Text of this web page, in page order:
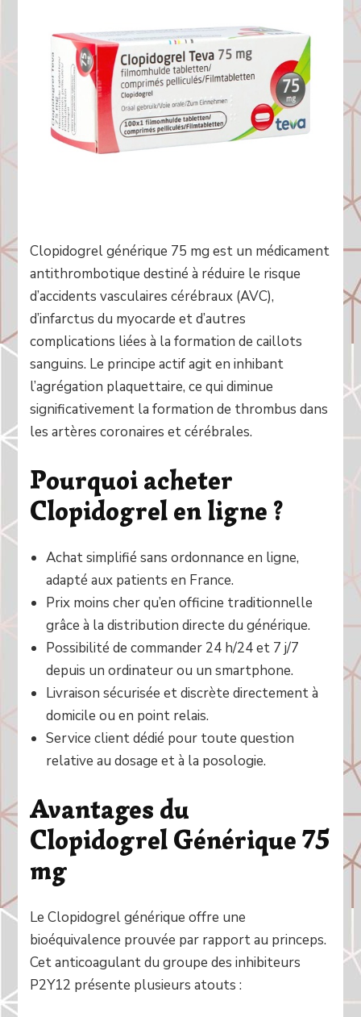
Clopidogrel générique 75 mg est un médicament
antithrombotique destiné à réduire le risque
d’accidents vasculaires cérébraux (AVC),
d’infarctus du myocarde et d’autres
complications liées à la formation de caillots
sanguins. Le principe actif agit en inhibant
l’agrégation plaquettaire, ce qui diminue
significativement la formation de thrombus dans
les artères coronaires et cérébrales.
Pourquoi acheter
Clopidogrel en ligne ?
Achat simplifié sans ordonnance en ligne,
adapté aux patients en France.
Prix moins cher qu’en officine traditionnelle
grâce à la distribution directe du générique.
Possibilité de commander 24 h/24 et 7 j/7
depuis un ordinateur ou un smartphone.
Livraison sécurisée et discrète directement à
domicile ou en point relais.
Service client dédié pour toute question
relative au dosage et à la posologie.
Avantages du
Clopidogrel Générique 75
mg
Le Clopidogrel générique offre une
bioéquivalence prouvée par rapport au princeps.
Cet anticoagulant du groupe des inhibiteurs
P2Y12 présente plusieurs atouts :